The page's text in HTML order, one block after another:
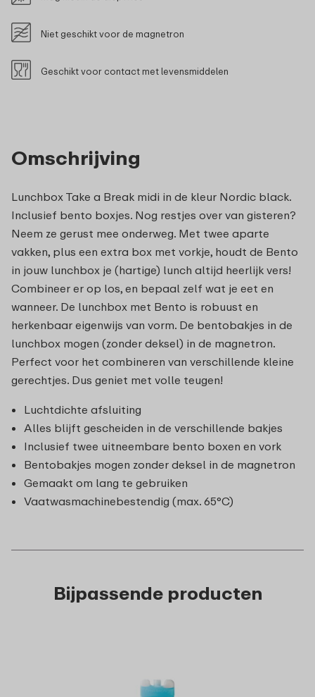
Omschrijving
Lunchbox Take a Break midi in de kleur Nordic black.
Inclusief bento boxjes. Nog restjes over van gisteren?
Neem ze gerust mee onderweg. Met twee aparte
vakken, plus een extra box met vorkje, houdt de Bento
in jouw lunchbox je (hartige) lunch altijd heerlijk vers!
Combineer er op los, en bepaal zelf wat je eet en
wanneer. De lunchbox met Bento is robuust en
herkenbaar eigenwijs van vorm. De bentobakjes in de
lunchbox mogen (zonder deksel) in de magnetron.
Perfect voor het combineren van verschillende kleine
gerechtjes. Dus geniet met volle teugen!
Luchtdichte afsluiting
Alles blijft gescheiden in de verschillende bakjes
Inclusief twee uitneembare bento boxen en vork
Bentobakjes mogen zonder deksel in de magnetron
Gemaakt om lang te gebruiken
Vaatwasmachinebestendig (max. 65°C)
Niet geschikt voor de magnetron
Geschikt voor contact met levensmiddelen
Bijpassende producten